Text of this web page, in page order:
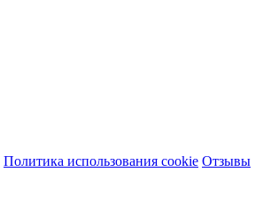
Политика использования cookie Отзывы